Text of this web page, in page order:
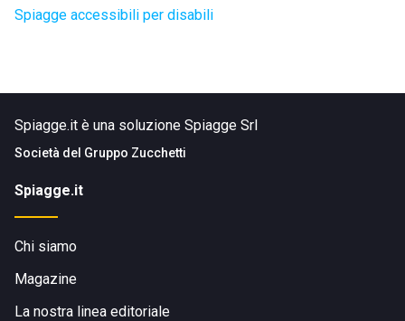
Spiagge accessibili per disabili
Spiagge.it è una soluzione Spiagge Srl
Società del Gruppo Zucchetti
Spiagge.it
Chi siamo
Magazine
La nostra linea editoriale